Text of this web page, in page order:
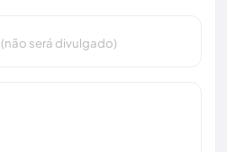
(não será divulgado)